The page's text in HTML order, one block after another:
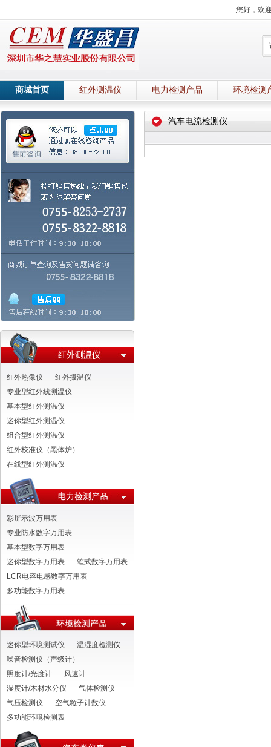
您好，欢
商城首页 红外测温仪 电力检测产品 环境检测
红外热像仪
红外摄温仪
专业型红外线测温仪
基本型红外测温仪
迷你型红外测温仪
组合型红外测温仪
红外校准仪（黑体炉）
在线型红外测温仪
彩屏示波万用表
专业防水数字万用表
基本型数字万用表
迷你型数字万用表
笔式数字万用表
LCR电容电感数字万用表
多功能数字万用表
迷你型环境测试仪
温湿度检测仪
噪音检测仪（声级计）
照度计/光度计
风速计
湿度计/木材水分仪
气体检测仪
气压检测仪
空气粒子计数仪
多功能环境检测表
汽车电流检测仪